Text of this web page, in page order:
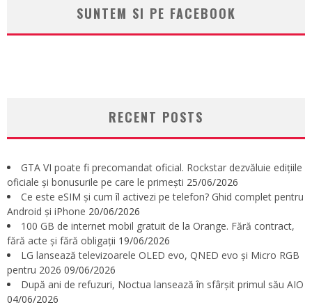
SUNTEM SI PE FACEBOOK
RECENT POSTS
GTA VI poate fi precomandat oficial. Rockstar dezvăluie edițiile
oficiale și bonusurile pe care le primești 25/06/2026
Ce este eSIM și cum îl activezi pe telefon? Ghid complet pentru
Android și iPhone 20/06/2026
100 GB de internet mobil gratuit de la Orange. Fără contract,
fără acte și fără obligații 19/06/2026
LG lansează televizoarele OLED evo, QNED evo și Micro RGB
pentru 2026 09/06/2026
După ani de refuzuri, Noctua lansează în sfârșit primul său AIO
04/06/2026